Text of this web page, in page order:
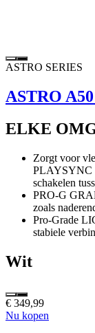
ASTRO SERIES
ASTRO
ELKE
Zorgt voor
PLAYSYNC
schakelen
PRO-G
zoals
Pro-Grade
stabiele
Wit
€ 349,99
Nu kopen